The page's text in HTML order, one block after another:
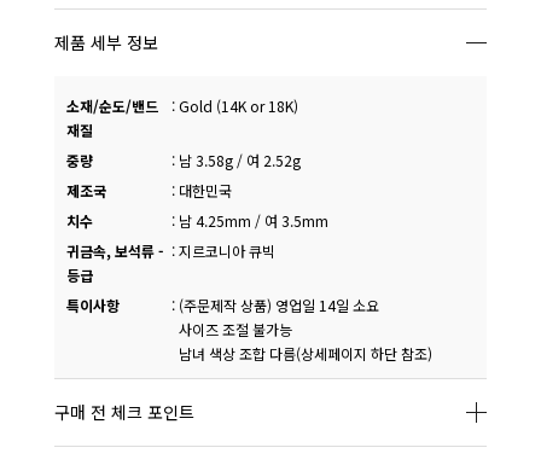
제품 세부 정보
소재/순도/밴드
재질
:Gold (14K or 18K)
중량 : 남 3.58g / 여 2.52g
제조국
: 대한민국
치수
: 남 4.25mm / 여 3.5mm
귀금속, 보석류 -
등급
:지르코니아 큐빅
특이사항 : (주문제작 상품) 영업일 14일 소요
사이즈 조절 불가능
남녀 색상 조합 다름(상세페이지 하단 참조)
구매 전 체크 포인트